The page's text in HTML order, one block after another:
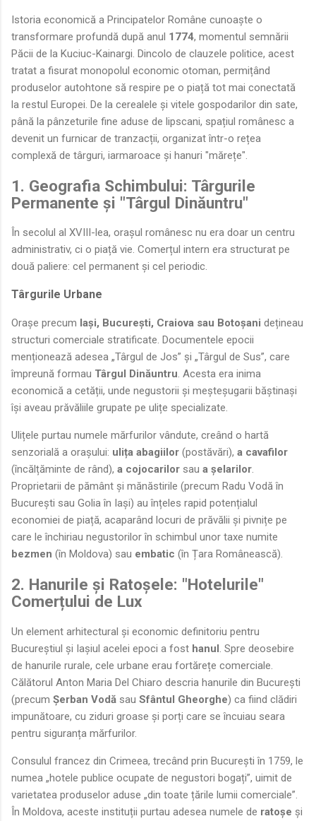
Istoria economică a Principatelor Române cunoaște o
transformare profundă după anul 1774, momentul semnării
Păcii de la Kuciuc-Kainargi. Dincolo de clauzele politice, acest
tratat a fisurat monopolul economic otoman, permițând
produselor autohtone să respire pe o piață tot mai conectată
la restul Europei. De la cerealele și vitele gospodarilor din sate,
până la pânzeturile fine aduse de lipscani, spațiul românesc a
devenit un furnicar de tranzacții, organizat într-o rețea
complexă de târguri, iarmaroace și hanuri "mărețe".
1. Geografia Schimbului: Târgurile
Permanente și "Târgul Dinăuntru"
În secolul al XVIII-lea, orașul românesc nu era doar un centru
administrativ, ci o piață vie. Comerțul intern era structurat pe
două paliere: cel permanent și cel periodic.
Târgurile Urbane
Orașe precum Iași, București, Craiova sau Botoșani dețineau
structuri comerciale stratificate. Documentele epocii
menționează adesea „Târgul de Jos” și „Târgul de Sus”, care
împreună formau Târgul Dinăuntru. Acesta era inima
economică a cetății, unde negustorii și meșteșugarii băștinași
își aveau prăvăliile grupate pe ulițe specializate.
Ulițele purtau numele mărfurilor vândute, creând o hartă
senzorială a orașului: ulița abagiilor (postăvări), a cavafilor
(încălțăminte de rând), a cojocarilor sau a șelarilor.
Proprietarii de pământ și mănăstirile (precum Radu Vodă în
București sau Golia în Iași) au înțeles rapid potențialul
economiei de piață, acaparând locuri de prăvălii și pivnițe pe
care le închiriau negustorilor în schimbul unor taxe numite
bezmen (în Moldova) sau embatic (în Țara Românească).
2. Hanurile și Ratoșele: "Hotelurile"
Comerțului de Lux
Un element arhitectural și economic definitoriu pentru
Bucureștiul și Iașiul acelei epoci a fost hanul. Spre deosebire
de hanurile rurale, cele urbane erau fortărețe comerciale.
Călătorul Anton Maria Del Chiaro descria hanurile din București
(precum Șerban Vodă sau Sfântul Gheorghe) ca fiind clădiri
impunătoare, cu ziduri groase și porți care se încuiau seara
pentru siguranța mărfurilor.
Consulul francez din Crimeea, trecând prin București în 1759, le
numea „hotele publice ocupate de negustori bogați”, uimit de
varietatea produselor aduse „din toate țările lumii comerciale”.
În Moldova, aceste instituții purtau adesea numele de ratoșe și